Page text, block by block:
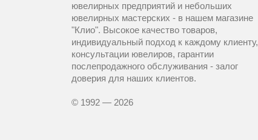
ювелирных предприятий и небольших
ювелирных мастерских - в нашем магазине
"Клио". Высокое качество товаров,
индивидуальный подход к каждому клиенту,
консультации ювелиров, гарантии
послепродажного обслуживания - залог
доверия для наших клиентов.
© 1992 — 2026